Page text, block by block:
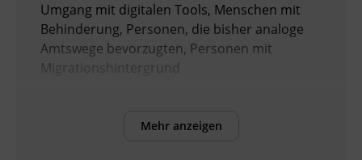
Umgang mit digitalen Tools, Menschen mit
Behinderung, Personen, die bisher analoge
Amtswege bevorzugten, Personen mit
Migrationshintergrund
VoraussetzungenMehr anzeigen